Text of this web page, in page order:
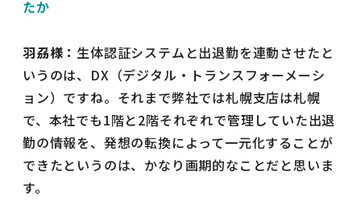
たか
羽刕様： 生体認証システムと出退勤を連動させたと
いうのは、DX（デジタル・トランスフォーメーシ
ョン）ですね。それまで弊社では札幌支店は札幌
で、本社でも1階と2階それぞれで管理していた出退
勤の情報を、発想の転換によって一元化することが
できたというのは、かなり画期的なことだと思いま
す。